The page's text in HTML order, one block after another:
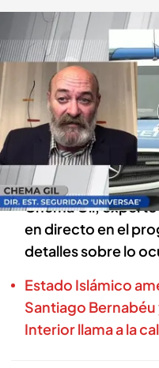
Hablamos con un experto en
En boca de todos
21 JUN 2024 - 12:52h.
La policía alemana
yihadista, quien
preventiva
Chema Gil,
en directo en el
detalles sobre lo
Estado Islámico
Santiago
Interior llama a la